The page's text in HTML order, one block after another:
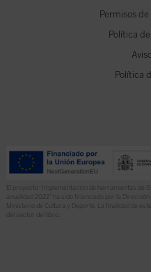
Permisos
Política
Política
El proyecto “Implementación de herramientas de
anualidad 2022” ha sido financiado por la
Ministerio de Cultura y Deporte. La finalidad de
del sector del libro.